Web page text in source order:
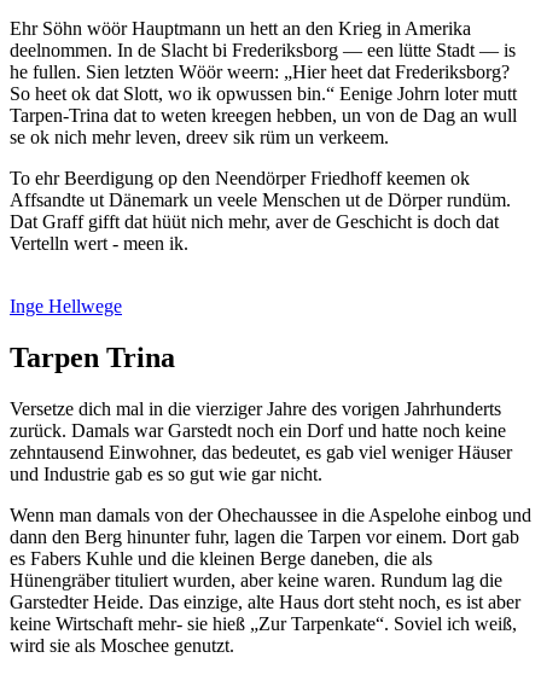
Ehr Söhn wöör Hauptmann un hett an den Krieg in Amerika
deelnommen. In de Slacht bi Frederiksborg — een lütte Stadt — is
he fullen. Sien letzten Wöör weern:
Hier heet dat Frederiksborg?
So heet ok dat Slott, wo ik opwussen bin.
Eenige Johrn loter mutt
Tarpen-Trina dat to weten kreegen hebben, un von de Dag an wull
se ok nich mehr leven, dreev sik rüm un verkeem.
To ehr Beerdigung op den Neendörper Friedhoff keemen ok
Affsandte ut Dänemark un veele Menschen ut de Dörper rundüm.
Dat Graff gifft dat hüüt nich mehr, aver de Geschicht is doch dat
Vertelln wert - meen ik.
Inge Hellwege
Tarpen Trina
Versetze dich mal in die vierziger Jahre des vorigen Jahrhunderts
zurück. Damals war Garstedt noch ein Dorf und hatte noch keine
zehntausend Einwohner, das bedeutet, es gab viel weniger Häuser
und Industrie gab es so gut wie gar nicht.
Wenn man damals von der Ohechaussee in die Aspelohe einbog und
dann den Berg hinunter fuhr, lagen die Tarpen vor einem. Dort gab
es Fabers Kuhle und die kleinen Berge daneben, die als
Hünengräber tituliert wurden, aber keine waren. Rundum lag die
Garstedter Heide. Das einzige, alte Haus dort steht noch, es ist aber
keine Wirtschaft mehr- sie hieß
Zur Tarpenkate . Soviel ich weiß,
wird sie als Moschee genutzt.